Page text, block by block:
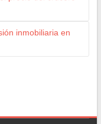
inmobiliaria en